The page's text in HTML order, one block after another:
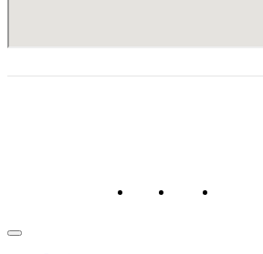
หน้าหลัก ถาม/ตอบ